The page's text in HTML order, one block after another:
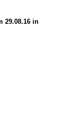
29.08.16 in